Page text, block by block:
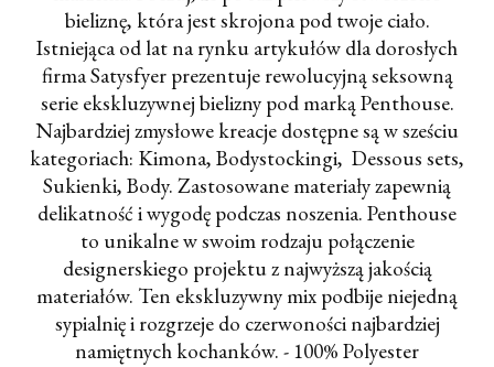
bieliznę, która jest skrojona pod twoje ciało.
Istniejąca od lat na rynku artykułów dla dorosłych
firma Satysfyer prezentuje rewolucyjną seksowną
serie ekskluzywnej bielizny pod marką Penthouse.
Najbardziej zmysłowe kreacje dostępne są w sześciu
kategoriach: Kimona, Bodystockingi, Dessous sets,
Sukienki, Body. Zastosowane materiały zapewnią
delikatność i wygodę podczas noszenia. Penthouse
to unikalne w swoim rodzaju połączenie
designerskiego projektu z najwyższą jakością
materiałów. Ten ekskluzywny mix podbije niejedną
sypialnię i rozgrzeje do czerwoności najbardziej
namiętnych kochanków. - 100% Polyester